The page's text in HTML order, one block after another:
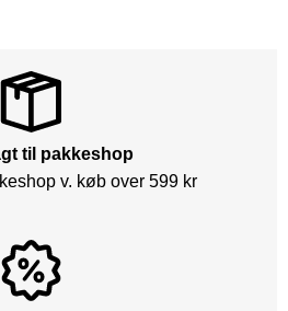
til pakkeshop
v. køb over 599 kr